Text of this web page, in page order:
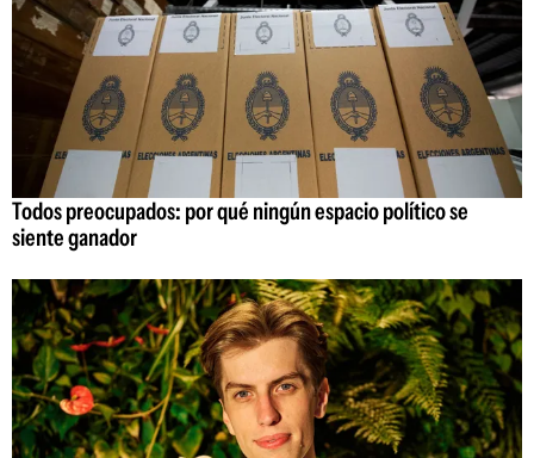
Todos preocupados: por qué ningún espacio político se
siente ganador